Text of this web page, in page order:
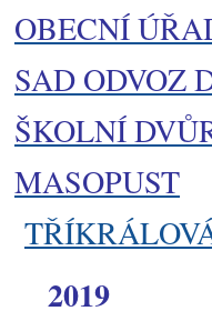
OBECNÍ
SAD ODVOZ
ŠKOLNÍ
MASOPUST
2019